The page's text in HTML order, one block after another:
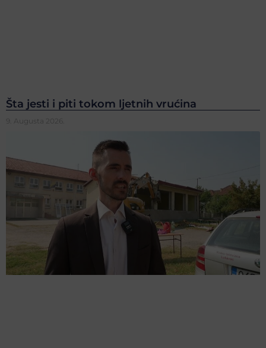
Šta jesti i piti tokom ljetnih vrućina
9. Augusta 2026.